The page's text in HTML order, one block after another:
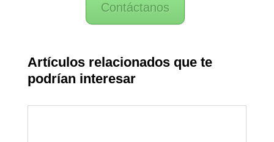
Contáctanos
Artículos relacionados que te
podrían interesar